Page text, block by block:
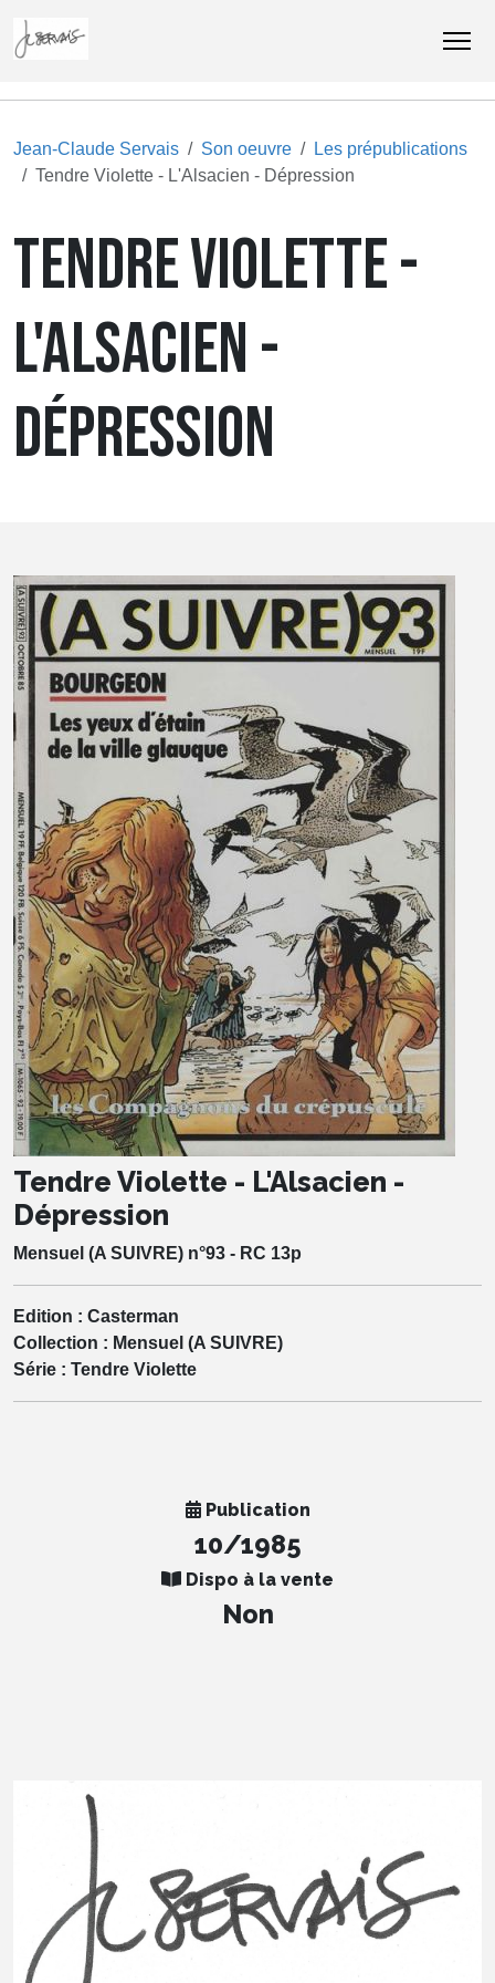
Jean-Claude Servais Son oeuvre
Les prépublications
Tendre Violette - L'Alsacien - Dépression
TENDRE VIOLETTE -
L'ALSACIEN -
DÉPRESSION
Tendre Violette - L'Alsacien -
Dépression
Mensuel (A SUIVRE) n°93 - RC 13p
Edition : Casterman
Collection : Mensuel (A SUIVRE)
Série : Tendre Violette
Publication
10/1985
Dispo à la vente
Non